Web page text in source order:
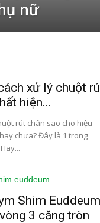
nữ
xử lý chuột
hiện...
rút chân sao cho hiệu
chưa? Đây là 1 trong
Shim Euddeum
3 căng tròn